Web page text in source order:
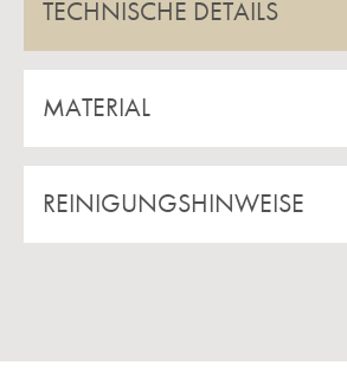
TECHNISCHE DETAILS
MATERIAL
REINIGUNGSHINWEISE